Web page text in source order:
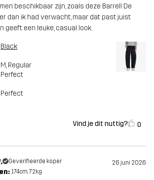
beschikbaar zijn, zoals deze Barrel! De
dan ik had verwacht, maar dat past juist
geeft een leuke, casual look.
Black
M, Regular
Perfect
Perfect
Vind je dit nuttig? 0
Geverifieerde koper 26 juni 2026
174cm, 72kg